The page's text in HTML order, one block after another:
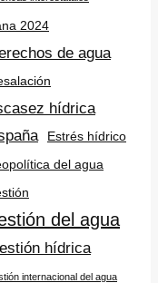
2024
de agua
hídrica
Estrés hídrico
del agua
del agua
hídrica
internacional del agua